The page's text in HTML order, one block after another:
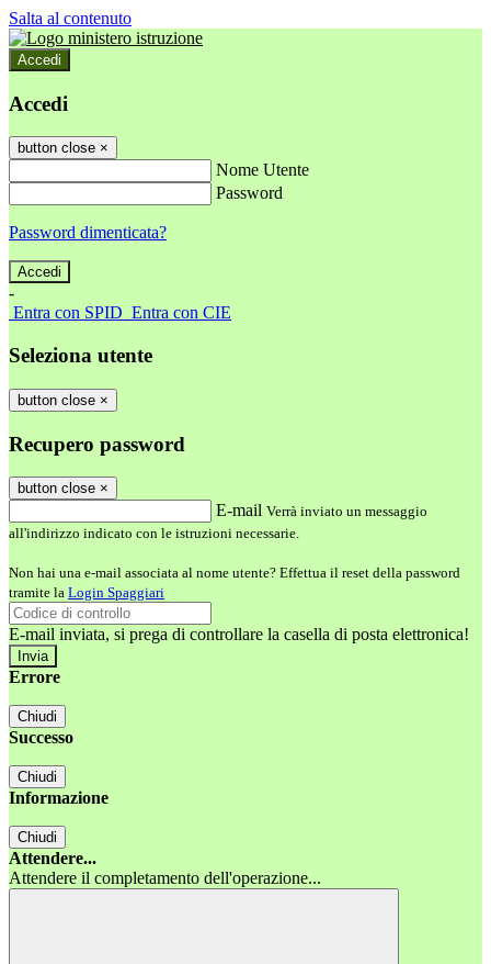
Salta al contenuto
Accedi
Accedi
button close ×
Nome Utente
Password
Password dimenticata?
-
Entra con SPID Entra con CIE
Seleziona utente
button close ×
Recupero password
button close ×
E-mail Verrà inviato un messaggio
all'indirizzo indicato con le istruzioni necessarie.
Non hai una e-mail associata al nome utente? Effettua il reset della password
tramite la Login Spaggiari
E-mail inviata, si prega di controllare la casella di posta elettronica!
Errore
Chiudi
Successo
Chiudi
Informazione
Chiudi
Attendere...
Attendere il completamento dell'operazione...